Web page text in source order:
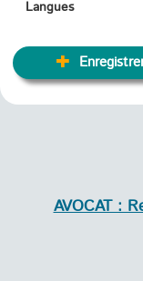
Langues
AVOCAT :